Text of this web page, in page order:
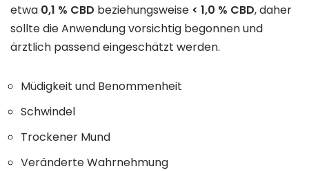
etwa 0,1 % CBD beziehungsweise < 1,0 % CBD, daher
sollte die Anwendung vorsichtig begonnen und
ärztlich passend eingeschätzt werden.
Müdigkeit und Benommenheit
Schwindel
Trockener Mund
Veränderte Wahrnehmung